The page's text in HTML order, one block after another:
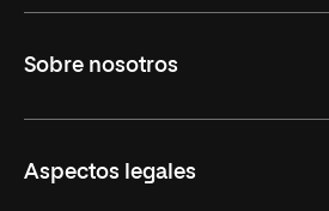
Másteres Oficiales
Másteres Propios
Doctorados
Sobre nosotros
Facultades
Aspectos legales